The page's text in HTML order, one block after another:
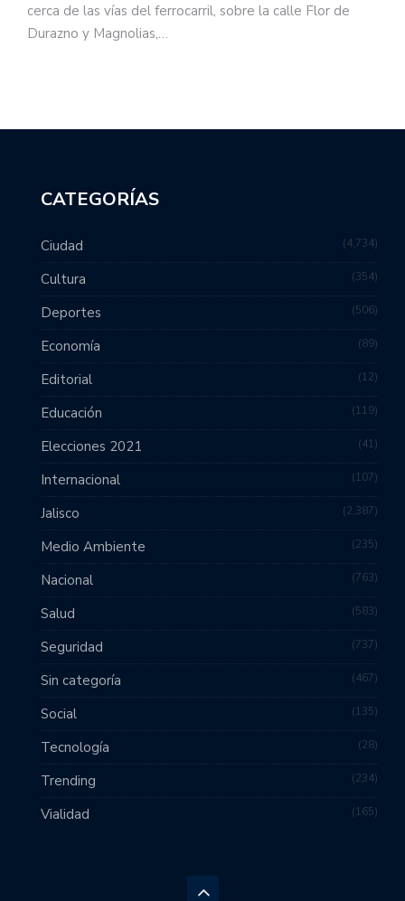
cerca de las vías del ferrocarril, sobre la calle Flor de
Durazno y Magnolias,…
CATEGORÍAS
Ciudad 4,734
Cultura 354
Deportes 506
Economía 89
Editorial 12
Educación 119
Elecciones 2021 41
Internacional 107
Jalisco 2,387
Medio Ambiente 235
Nacional 763
Salud 583
Seguridad 737
Sin categoría 467
Social 135
Tecnología 28
Trending 234
Vialidad 165